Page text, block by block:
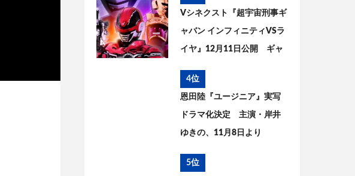
Vシネクスト『超宇宙刑事ギ
ャバン インフィニティVSラ
イヤ』12月11日公開 ギャ
4位
恩田陸『ユージニア』実写
ドラマ化決定 主演・岸井
ゆきの、11月8日より
5位